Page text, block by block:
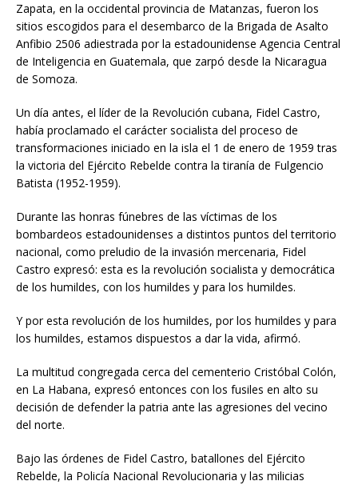
Zapata, en la occidental provincia de Matanzas, fueron los
sitios escogidos para el desembarco de la Brigada de Asalto
Anfibio 2506 adiestrada por la estadounidense Agencia Central
de Inteligencia en Guatemala, que zarpó desde la Nicaragua
de Somoza.
Un día antes, el líder de la Revolución cubana, Fidel Castro,
había proclamado el carácter socialista del proceso de
transformaciones iniciado en la isla el 1 de enero de 1959 tras
la victoria del Ejército Rebelde contra la tiranía de Fulgencio
Batista (1952-1959).
Durante las honras fúnebres de las víctimas de los
bombardeos estadounidenses a distintos puntos del territorio
nacional, como preludio de la invasión mercenaria, Fidel
Castro expresó: esta es la revolución socialista y democrática
de los humildes, con los humildes y para los humildes.
Y por esta revolución de los humildes, por los humildes y para
los humildes, estamos dispuestos a dar la vida, afirmó.
La multitud congregada cerca del cementerio Cristóbal Colón,
en La Habana, expresó entonces con los fusiles en alto su
decisión de defender la patria ante las agresiones del vecino
del norte.
Bajo las órdenes de Fidel Castro, batallones del Ejército
Rebelde, la Policía Nacional Revolucionaria y las milicias